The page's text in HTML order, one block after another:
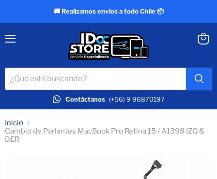
🚚 Realizamos envíos a todo Chile 📦
Contáctanos (+56) 9 96870197
Inicio
Cambio de Parlantes MacBook Pro Retina 15 / A1398 IZQ &
DER